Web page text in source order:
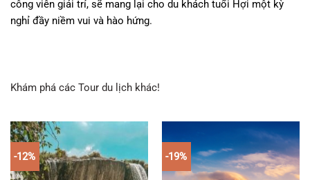
công viên giải trí, sẽ mang lại cho du khách tuổi Hợi một kỳ
nghỉ đầy niềm vui và hào hứng.
Khám phá các Tour du lịch khác!
-12% -19%